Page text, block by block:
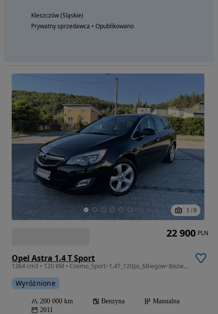
Kleszczów (Śląskie)
Prywatny sprzedawca • Opublikowano
1 / 6
Opel Astra 1.4 T Sport
1364 cm3 • 120 KM • Cosmo_Sport~1.4T_120ps_6Biegów~Bezwypadkowa~Serwisowana~TopStan!
Wyróżnione
200 000 km Benzyna
Manualna
2011
22 900 PLN